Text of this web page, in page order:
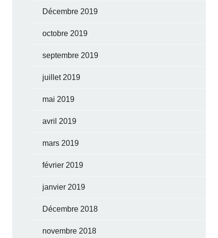
Décembre 2019
octobre 2019
septembre 2019
juillet 2019
mai 2019
avril 2019
mars 2019
février 2019
janvier 2019
Décembre 2018
novembre 2018